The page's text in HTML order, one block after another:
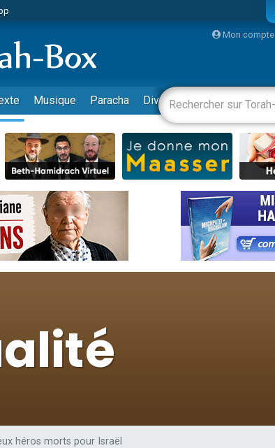
de Vacances Pour les Enfants
80 ans, dans un appartement insalubre
vacances aux Orphelins
Mon compte
Musique Paracha Divertissements Livres
héros morts pour Israël